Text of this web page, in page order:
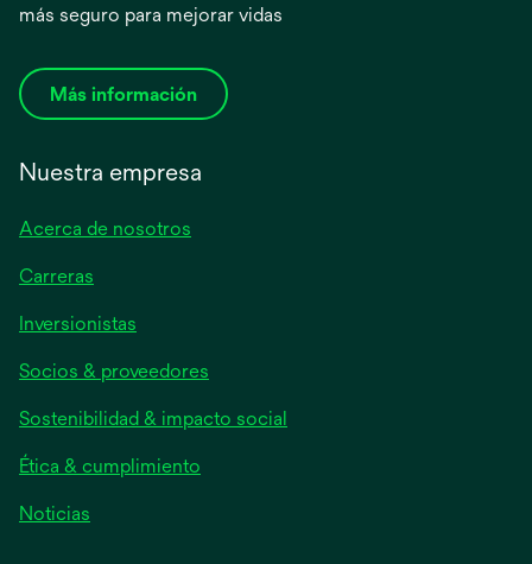
más seguro para mejorar vidas
Más información
Nuestra empresa
Acerca de nosotros
Carreras
Inversionistas
en
una
pestaña
nueva
Socios & proveedores
Sostenibilidad & impacto social
Ética & cumplimiento
Noticias